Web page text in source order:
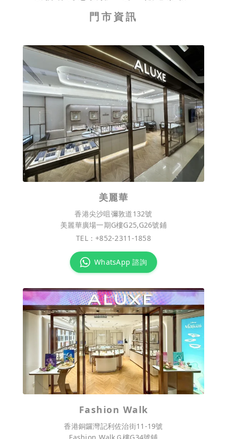
門市資訊
美麗華
香港尖沙咀彌敦道132號
美麗華廣場一期G樓G25,G26號鋪
TEL：+852-2311-1858
WhatsApp 諮詢
Fashion Walk
香港銅鑼灣記利佐治街11-19號